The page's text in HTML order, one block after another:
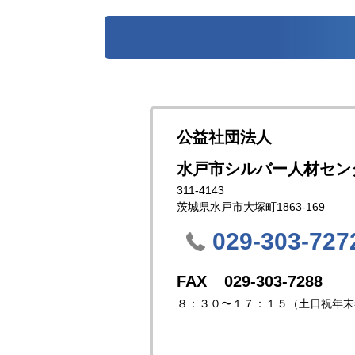
公益社団法人
水戸市シルバー人材セン
311-4143
茨城県水戸市大塚町1863-169
029-303-
029-303-7288
８：３０〜１７：１５（土日祝年